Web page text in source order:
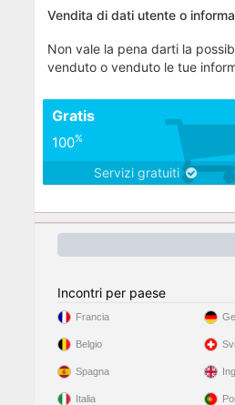
Vendita di dati utente o
Non vale la pena darti la
venduto o venduto le tue
Gratis
100%
Servizi gratuiti
Incontri per paese
Francia
Belgio
Spagna
Italia